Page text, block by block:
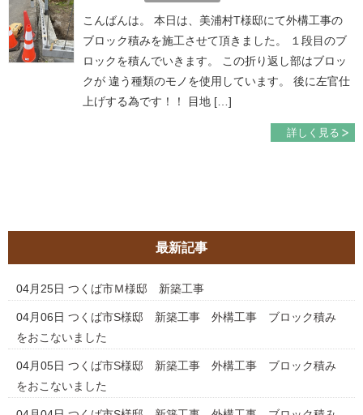
こんばんは。 本日は、美浦村T様邸にて外構工事の
ブロック積みを施工させて頂きました。 １段目のブ
ロックを積んでいきます。 この折り返し部はブロッ
クが 違う種類のモノを使用しています。 後に左官仕
上げする為です！！ 目地 […]
詳しく見る
最新記事
04月25日 つくば市Ｍ様邸 新築工事
04月06日 つくば市S様邸 新築工事 外構工事 ブロック積み
をおこないました
04月05日 つくば市S様邸 新築工事 外構工事 ブロック積み
をおこないました